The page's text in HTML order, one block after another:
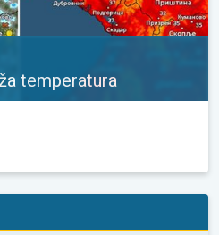
temperatura